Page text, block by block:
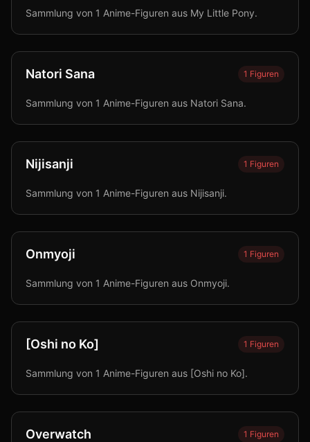
Sammlung von 1 Anime-Figuren aus My Little Pony.
Natori Sana 1 Figuren
Sammlung von 1 Anime-Figuren aus Natori Sana.
Nijisanji 1 Figuren
Sammlung von 1 Anime-Figuren aus Nijisanji.
Onmyoji 1 Figuren
Sammlung von 1 Anime-Figuren aus Onmyoji.
[Oshi no Ko] 1 Figuren
Sammlung von 1 Anime-Figuren aus [Oshi no Ko].
Overwatch 1 Figuren